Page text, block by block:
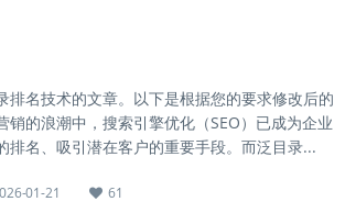
排名技术的文章。以下是根据您的要求修改后的
的浪潮中，搜索引擎优化（SEO）已成为企业
排名、吸引潜在客户的重要手段。而泛目录...
01-21 61